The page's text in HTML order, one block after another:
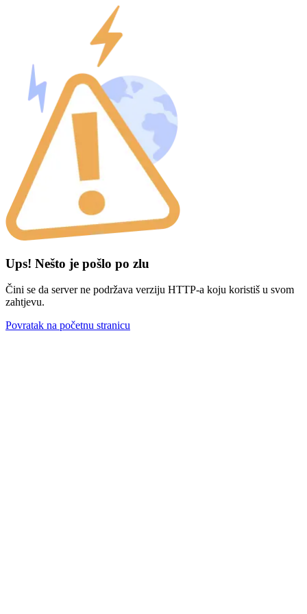
Ups! Nešto je pošlo po zlu
Čini se da server ne podržava verziju HTTP-a koju koristiš u svom
zahtjevu.
Povratak na početnu stranicu